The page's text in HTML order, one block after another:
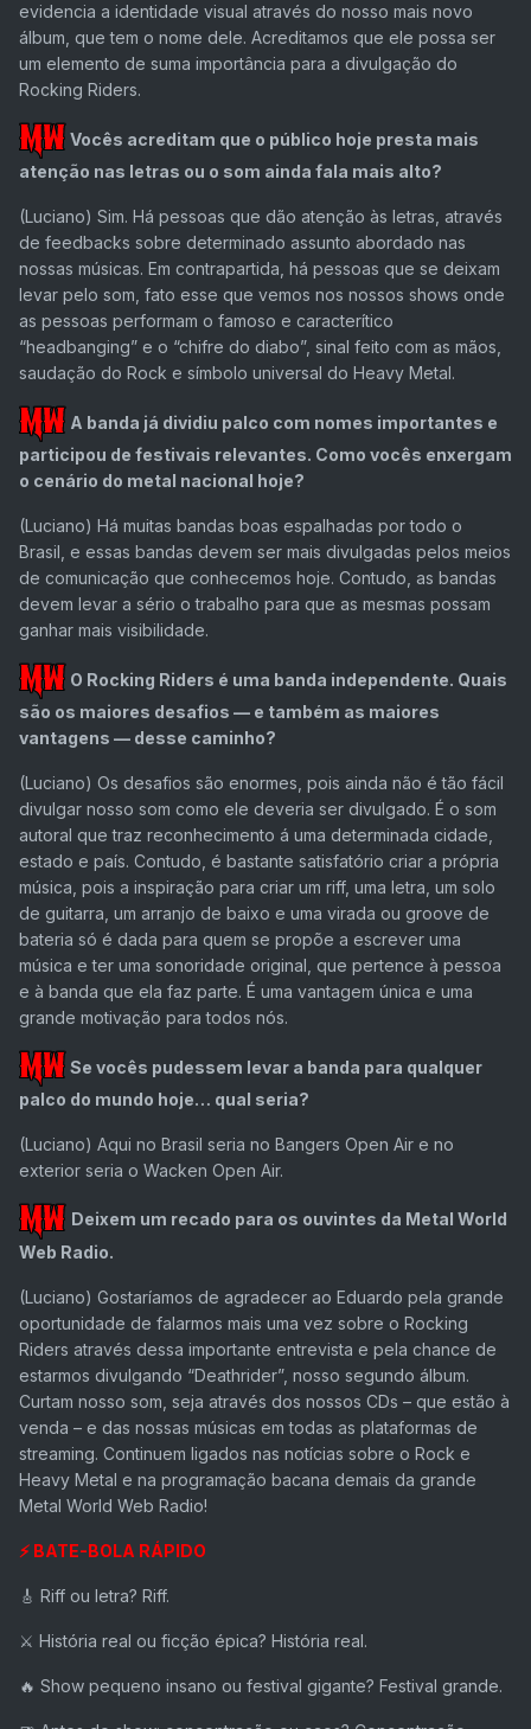
evidencia a identidade visual através do nosso mais novo
álbum, que tem o nome dele. Acreditamos que ele possa ser
um elemento de suma importância para a divulgação do
Rocking Riders.
Vocês acreditam que o público hoje presta mais
atenção nas letras ou o som ainda fala mais alto?
(Luciano) Sim. Há pessoas que dão atenção às letras, através
de feedbacks sobre determinado assunto abordado nas
nossas músicas. Em contrapartida, há pessoas que se deixam
levar pelo som, fato esse que vemos nos nossos shows onde
as pessoas performam o famoso e caracterítico
“headbanging” e o “chifre do diabo”, sinal feito com as mãos,
saudação do Rock e símbolo universal do Heavy Metal.
A banda já dividiu palco com nomes importantes e
participou de festivais relevantes. Como vocês enxergam
o cenário do metal nacional hoje?
(Luciano) Há muitas bandas boas espalhadas por todo o
Brasil, e essas bandas devem ser mais divulgadas pelos meios
de comunicação que conhecemos hoje. Contudo, as bandas
devem levar a sério o trabalho para que as mesmas possam
ganhar mais visibilidade.
O Rocking Riders é uma banda independente. Quais
são os maiores desafios — e também as maiores
vantagens — desse caminho?
(Luciano) Os desafios são enormes, pois ainda não é tão fácil
divulgar nosso som como ele deveria ser divulgado. É o som
autoral que traz reconhecimento á uma determinada cidade,
estado e país. Contudo, é bastante satisfatório criar a própria
música, pois a inspiração para criar um riff, uma letra, um solo
de guitarra, um arranjo de baixo e uma virada ou groove de
bateria só é dada para quem se propõe a escrever uma
música e ter uma sonoridade original, que pertence à pessoa
e à banda que ela faz parte. É uma vantagem única e uma
grande motivação para todos nós.
Se vocês pudessem levar a banda para qualquer
palco do mundo hoje… qual seria?
(Luciano) Aqui no Brasil seria no Bangers Open Air e no
exterior seria o Wacken Open Air.
Deixem um recado para os ouvintes da Metal World
Web Radio.
(Luciano) Gostaríamos de agradecer ao Eduardo pela grande
oportunidade de falarmos mais uma vez sobre o Rocking
Riders através dessa importante entrevista e pela chance de
estarmos divulgando “Deathrider”, nosso segundo álbum.
Curtam nosso som, seja através dos nossos CDs – que estão à
venda – e das nossas músicas em todas as plataformas de
streaming. Continuem ligados nas notícias sobre o Rock e
Heavy Metal e na programação bacana demais da grande
Metal World Web Radio!
⚡ BATE-BOLA RÁPIDO
🎸 Riff ou letra? Riff.
⚔️ História real ou ficção épica? História real.
🔥 Show pequeno insano ou festival gigante? Festival grande.